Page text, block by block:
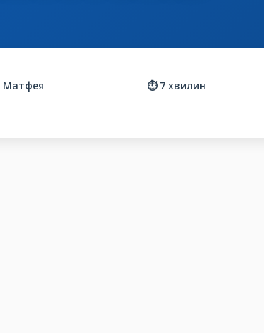
Матфея ⏱️ 7 хвилин